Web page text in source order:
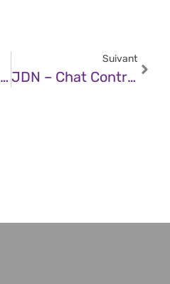
JDN – Géants De L’IA : Qui Possède Qui ?
Suivant
JDN – Chat Control : Une Version Allégée Qui Menace Toujours La Cybersécurité Européenne